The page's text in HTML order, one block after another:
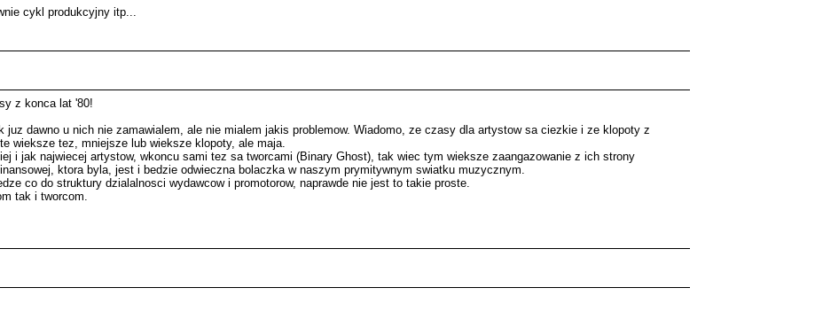
cykl produkcyjny itp...
z konca lat '80!
dawno u nich nie zamawialem, ale nie mialem jakis problemow. Wiadomo, ze czasy dla artystow sa ciezkie i ze klopoty z
wieksze tez, mniejsze lub wieksze klopoty, ale maja.
i jak najwiecej artystow, wkoncu sami tez sa tworcami (Binary Ghost), tak wiec tym wieksze zaangazowanie z ich strony
ktora byla, jest i bedzie odwieczna bolaczka w naszym prymitywnym swiatku muzycznym.
co do struktury dzialalnosci wydawcow i promotorow, naprawde nie jest to takie proste.
tak i tworcom.